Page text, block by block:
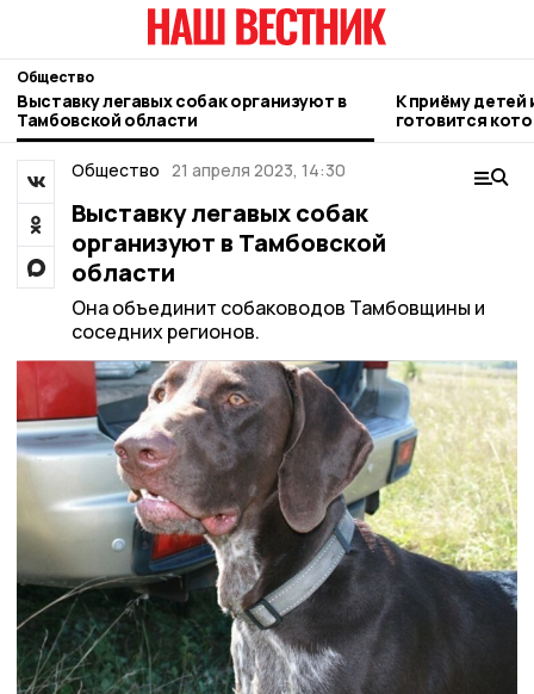
Общество
Выставку легавых собак организуют в
Тамбовской области
К приёму детей
готовится
Общество 21 апреля 2023, 14:30
Выставку легавых собак
организуют в Тамбовской
области
Она объединит собаководов Тамбовщины и
соседних регионов.